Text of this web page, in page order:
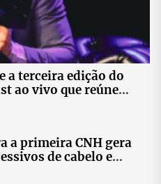
a terceira edição do
ao vivo que reúne
saúde mental e
a primeira CNH gera
de cabelo e